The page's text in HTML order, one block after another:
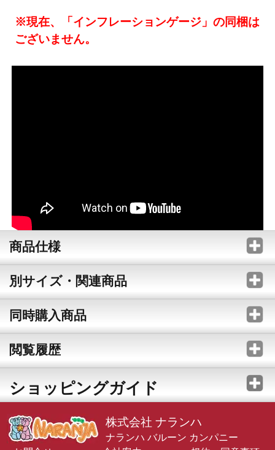
※現在、「インフレーションゲージ」の同梱は
ございません。
商品仕様
別サイズ・関連商品
同時購入商品
閲覧履歴
ショッピングガイド
株式会社 ナランハ
ナランハ バルーン カンパニー